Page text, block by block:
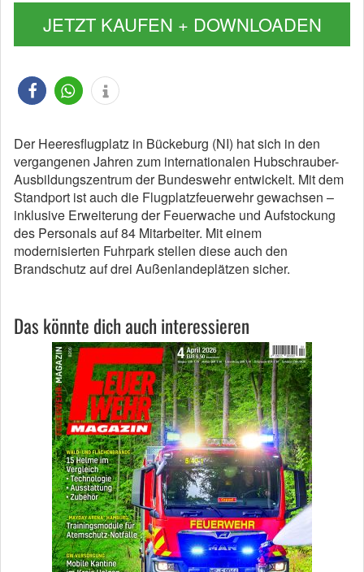
JETZT KAUFEN + DOWNLOADEN
Der Heeresflugplatz in Bückeburg (NI) hat sich in den
vergangenen Jahren zum internationalen Hubschrauber-
Ausbildungszentrum der Bundeswehr entwickelt. Mit dem
Standport ist auch die Flugplatzfeuerwehr gewachsen –
inklusive Erweiterung der Feuerwache und Aufstockung
des Personals auf 84 Mitarbeiter. Mit einem
modernisierten Fuhrpark stellen diese auch den
Brandschutz auf drei Außenlandeplätzen sicher.
Das könnte dich auch interessieren